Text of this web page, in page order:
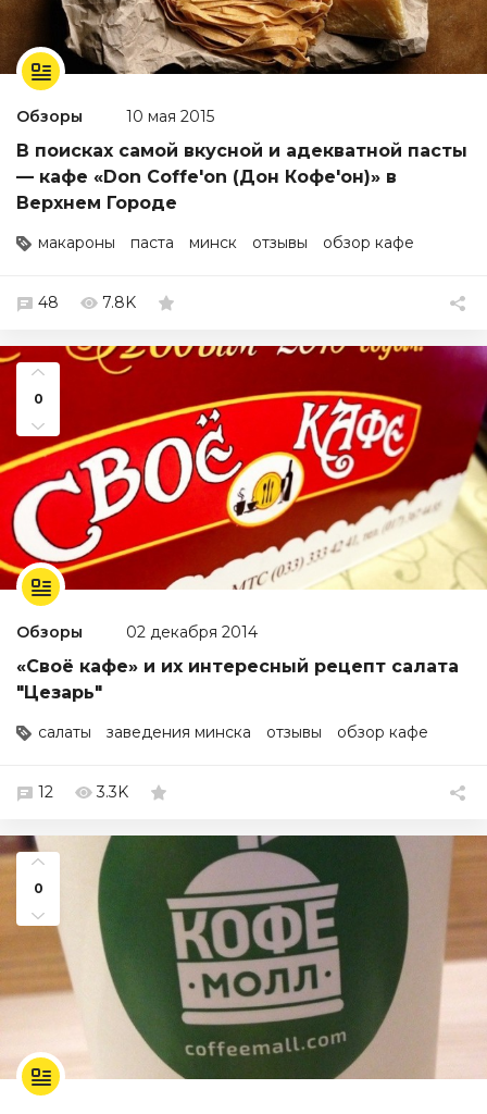
Обзоры 10 мая 2015
В поисках самой вкусной и адекватной пасты
— кафе «Don Сoffe'on (Дон Кофе'он)» в
Верхнем Городе
макароны паста минск отзывы обзор кафе
48 7.8K
0
Обзоры 02 декабря 2014
«Своё кафе» и их интересный рецепт салата
"Цезарь"
салаты заведения минска отзывы обзор кафе
12 3.3K
0